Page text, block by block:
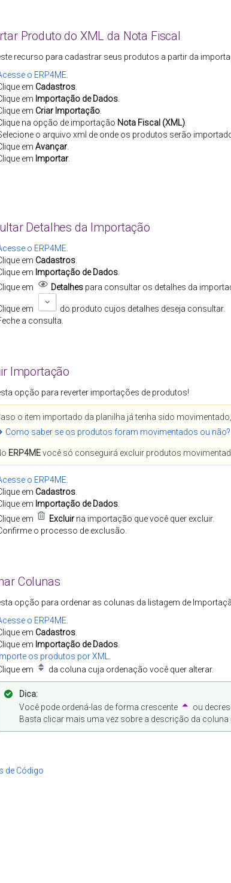
Produto do XML da Nota Fiscal
recurso para cadastrar seus produtos a partir da
o ERP4ME
em Cadastros
em Importação de Dados
em Criar Importação
na opção de importação Nota Fiscal (XML)
o arquivo xml de onde os produtos serão
em Avançar
em Importar
Detalhes da Importação
o ERP4ME
em Cadastros
em Importação de Dados
em
Detalhes para consultar os detalhes da
em
do produto cujos detalhes deseja consultar.
a consulta.
Importação
opção para reverter importações de produtos!
o item importado da planilha já tenha sido
Como saber se os produtos foram movimentados ou não?
ERP4MEvocê só conseguirá excluir produtos
o ERP4ME
em Cadastros
em Importação de Dados
em
Excluir na importação que você quer excluir.
o processo de exclusão.
Colunas
opção para ordenar as colunas da listagem de
o ERP4ME
em Cadastros
em Importação de Dados
Importe os produtos por XML
em
da coluna cuja ordenação você quer alterar.
Dica:
Você pode ordená-las de forma crescente
ou
Basta clicar mais uma vez sobre a descrição da coluna
de Código